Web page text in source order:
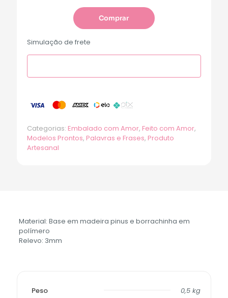
Comprar
Simulação de frete
Categorias: Embalado com Amor, Feito com Amor,
Modelos Prontos, Palavras e Frases, Produto
Artesanal
Material: Base em madeira pinus e borrachinha em
polímero
Relevo: 3mm
Peso
0,5 kg